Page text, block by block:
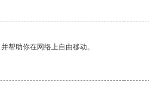
帮助你在网络上自由移动。